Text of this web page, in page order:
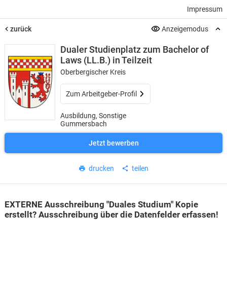
Impressum
zurück Anzeigemodus
Dualer Studienplatz zum Bachelor of
Laws (LL.B.) in Teilzeit
Oberbergischer Kreis
Zum Arbeitgeber-Profil
Ausbildung, Sonstige
Gummersbach
Jetzt bewerben
drucken teilen
EXTERNE Ausschreibung "Duales Studium" Kopie
erstellt? Ausschreibung über die Datenfelder erfassen!